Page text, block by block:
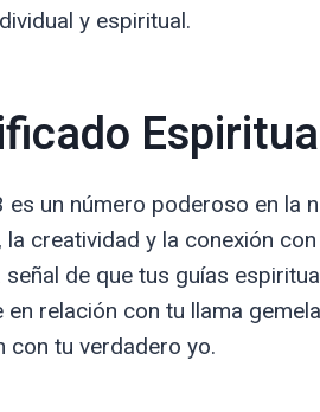
y espiritual.
es un número poderoso en la
la creatividad y la conexión
señal de que tus guías
en relación con tu llama
con tu verdadero yo.